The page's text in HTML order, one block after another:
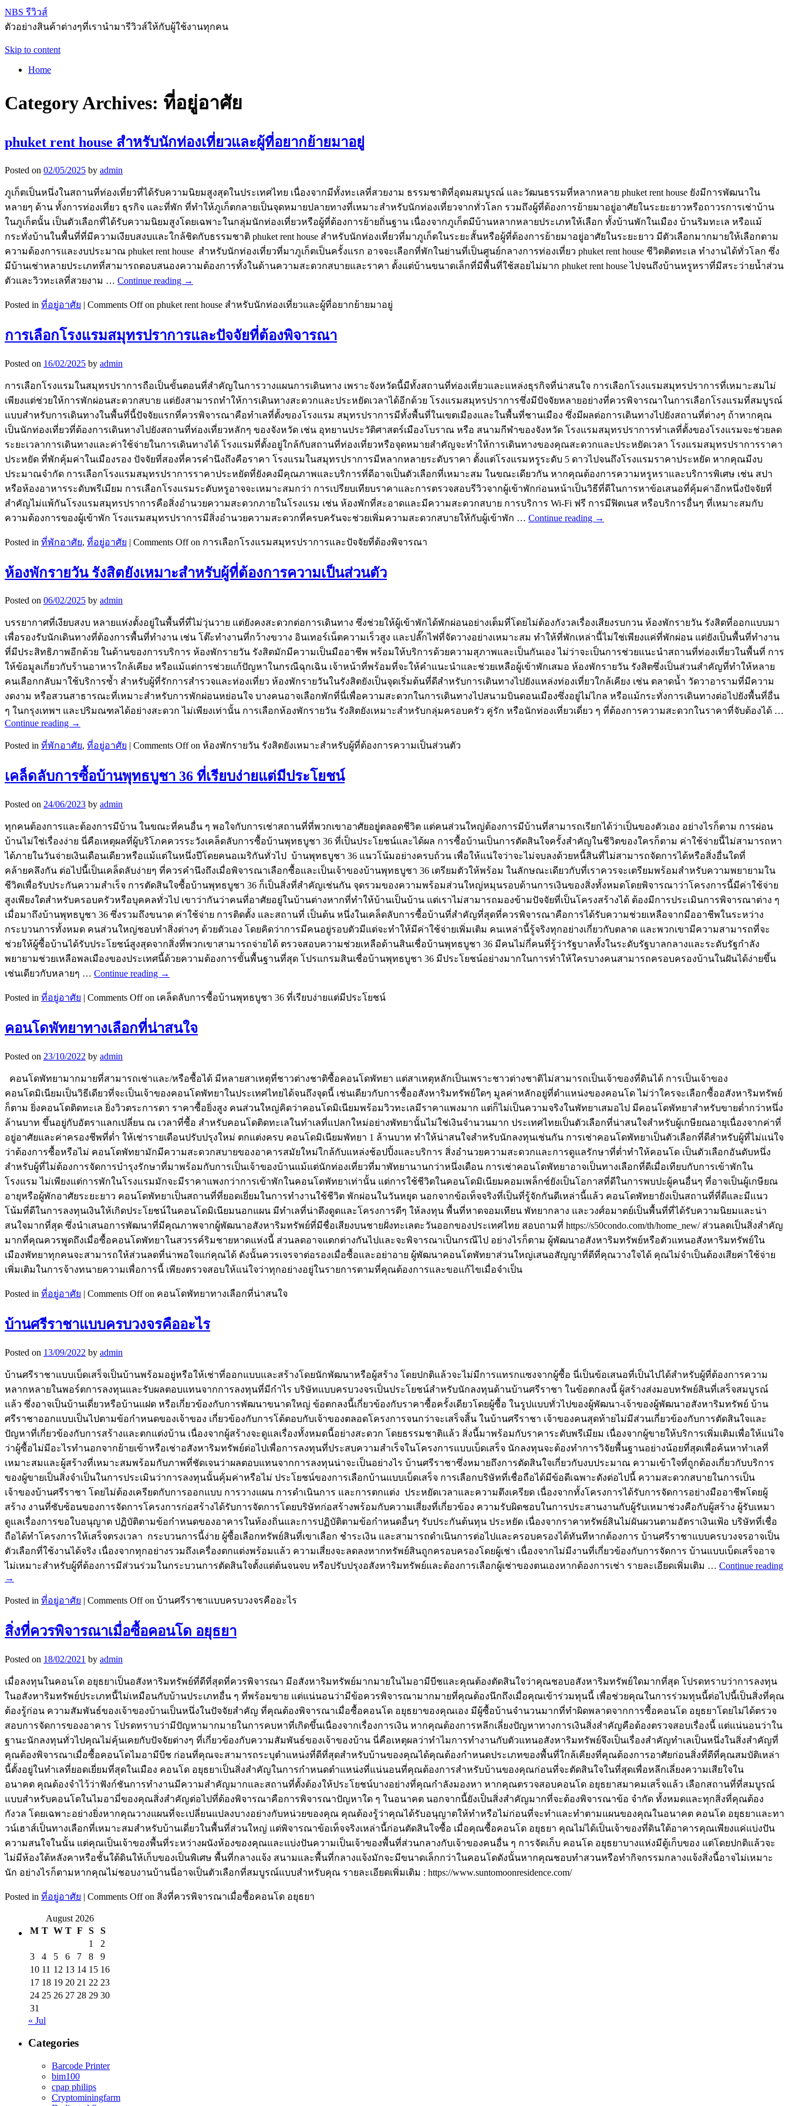
NBS รีวิวส์
ตัวอย่างสินค้าต่างๆที่เรานำมารีวิวส์ให้กับผู้ใช้งานทุกคน
Skip to content
Home
Category Archives: ที่อยู่อาศัย
phuket rent house สำหรับนักท่องเที่ยวและผู้ที่อยากย้ายมาอยู่
Posted on 02/05/2025 by admin
ภูเก็ตเป็นหนึ่งในสถานที่ท่องเที่ยวที่ได้รับความนิยมสูงสุดในประเทศไทย เนื่องจากมีทั้งทะเลที่สวยงาม ธรรมชาติที่อุดมสมบูรณ์ และวัฒนธรรมที่หลากหลาย phuket rent house ยังมีการพัฒนาใน
หลายๆ ด้าน ทั้งการท่องเที่ยว ธุรกิจ และที่พัก ที่ทำให้ภูเก็ตกลายเป็นจุดหมายปลายทางที่เหมาะสำหรับนักท่องเที่ยวจากทั่วโลก รวมถึงผู้ที่ต้องการย้ายมาอยู่อาศัยในระยะยาวหรือถาวรการเช่าบ้าน
ในภูเก็ตนั้น เป็นตัวเลือกที่ได้รับความนิยมสูงโดยเฉพาะในกลุ่มนักท่องเที่ยวหรือผู้ที่ต้องการย้ายถิ่นฐาน เนื่องจากภูเก็ตมีบ้านหลากหลายประเภทให้เลือก ทั้งบ้านพักในเมือง บ้านริมทะเล หรือแม้
กระทั่งบ้านในพื้นที่ที่มีความเงียบสงบและใกล้ชิดกับธรรมชาติ phuket rent house สำหรับนักท่องเที่ยวที่มาภูเก็ตในระยะสั้นหรือผู้ที่ต้องการย้ายมาอยู่อาศัยในระยะยาว มีตัวเลือกมากมายให้เลือกตาม
ความต้องการและงบประมาณ phuket rent house สำหรับนักท่องเที่ยวที่มาภูเก็ตเป็นครั้งแรก อาจจะเลือกที่พักในย่านที่เป็นศูนย์กลางการท่องเที่ยว phuket rent house ชีวิตติดทะเล ทำงานได้ทั่วโลก ซึ่ง
มีบ้านเช่าหลายประเภทที่สามารถตอบสนองความต้องการทั้งในด้านความสะดวกสบายและราคา ตั้งแต่บ้านขนาดเล็กที่มีพื้นที่ใช้สอยไม่มาก phuket rent house ไปจนถึงบ้านหรูหราที่มีสระว่ายน้ำส่วน
ตัวและวิวทะเลที่สวยงาม … Continue reading →
Posted in ที่อยู่อาศัย | Comments Offon phuket rent house สำหรับนักท่องเที่ยวและผู้ที่อยากย้ายมาอยู่
การเลือกโรงแรมสมุทรปราการและปัจจัยที่ต้องพิจารณา
Posted on 16/02/2025 by admin
การเลือกโรงแรมในสมุทรปราการถือเป็นขั้นตอนที่สำคัญในการวางแผนการเดินทาง เพราะจังหวัดนี้มีทั้งสถานที่ท่องเที่ยวและแหล่งธุรกิจที่น่าสนใจ การเลือกโรงแรมสมุทรปราการที่เหมาะสมไม่
เพียงแต่ช่วยให้การพักผ่อนสะดวกสบาย แต่ยังสามารถทำให้การเดินทางสะดวกและประหยัดเวลาได้อีกด้วย โรงแรมสมุทรปราการซึ่งมีปัจจัยหลายอย่างที่ควรพิจารณาในการเลือกโรงแรมที่สมบูรณ์
แบบสำหรับการเดินทางในพื้นที่นี้ปัจจัยแรกที่ควรพิจารณาคือทำเลที่ตั้งของโรงแรม สมุทรปราการมีทั้งพื้นที่ในเขตเมืองและในพื้นที่ชานเมือง ซึ่งมีผลต่อการเดินทางไปยังสถานที่ต่างๆ ถ้าหากคุณ
เป็นนักท่องเที่ยวที่ต้องการเดินทางไปยังสถานที่ท่องเที่ยวหลักๆ ของจังหวัด เช่น อุทยานประวัติศาสตร์เมืองโบราณ หรือ สนามกีฬาของจังหวัด โรงแรมสมุทรปราการทำเลที่ตั้งของโรงแรมจะช่วยลด
ระยะเวลาการเดินทางและค่าใช้จ่ายในการเดินทางได้ โรงแรมที่ตั้งอยู่ใกล้กับสถานที่ท่องเที่ยวหรือจุดหมายสำคัญจะทำให้การเดินทางของคุณสะดวกและประหยัดเวลา โรงแรมสมุทรปราการราคา
ประหยัด ที่พักคุ้มค่าในเมืองรอง ปัจจัยที่สองที่ควรคำนึงถึงคือราคา โรงแรมในสมุทรปราการมีหลากหลายระดับราคา ตั้งแต่โรงแรมหรูระดับ 5 ดาวไปจนถึงโรงแรมราคาประหยัด หากคุณมีงบ
ประมาณจำกัด การเลือกโรงแรมสมุทรปราการราคาประหยัดที่ยังคงมีคุณภาพและบริการที่ดีอาจเป็นตัวเลือกที่เหมาะสม ในขณะเดียวกัน หากคุณต้องการความหรูหราและบริการพิเศษ เช่น สปา
หรือห้องอาหารระดับพรีเมียม การเลือกโรงแรมระดับหรูอาจจะเหมาะสมกว่า การเปรียบเทียบราคาและการตรวจสอบรีวิวจากผู้เข้าพักก่อนหน้าเป็นวิธีที่ดีในการหาข้อเสนอที่คุ้มค่าอีกหนึ่งปัจจัยที่
สำคัญไม่แพ้กันโรงแรมสมุทรปราการคือสิ่งอำนวยความสะดวกภายในโรงแรม เช่น ห้องพักที่สะอาดและมีความสะดวกสบาย การบริการ Wi-Fi ฟรี การมีฟิตเนส หรือบริการอื่นๆ ที่เหมาะสมกับ
ความต้องการของผู้เข้าพัก โรงแรมสมุทรปราการมีสิ่งอำนวยความสะดวกที่ครบครันจะช่วยเพิ่มความสะดวกสบายให้กับผู้เข้าพัก … Continue reading →
Posted in ที่พักอาศัย, ที่อยู่อาศัย | Comments Offon การเลือกโรงแรมสมุทรปราการและปัจจัยที่ต้องพิจารณา
ห้องพักรายวัน รังสิตยังเหมาะสำหรับผู้ที่ต้องการความเป็นส่วนตัว
Posted on 06/02/2025 by admin
บรรยากาศที่เงียบสงบ หลายแห่งตั้งอยู่ในพื้นที่ที่ไม่วุ่นวาย แต่ยังคงสะดวกต่อการเดินทาง ซึ่งช่วยให้ผู้เข้าพักได้พักผ่อนอย่างเต็มที่โดยไม่ต้องกังวลเรื่องเสียงรบกวน ห้องพักรายวัน รังสิตที่ออกแบบมา
เพื่อรองรับนักเดินทางที่ต้องการพื้นที่ทำงาน เช่น โต๊ะทำงานที่กว้างขวาง อินเทอร์เน็ตความเร็วสูง และปลั๊กไฟที่จัดวางอย่างเหมาะสม ทำให้ที่พักเหล่านี้ไม่ใช่เพียงแค่ที่พักผ่อน แต่ยังเป็นพื้นที่ทำงาน
ที่มีประสิทธิภาพอีกด้วย ในด้านของการบริการ ห้องพักรายวัน รังสิตมักมีความเป็นมืออาชีพ พร้อมให้บริการด้วยความสุภาพและเป็นกันเอง ไม่ว่าจะเป็นการช่วยแนะนำสถานที่ท่องเที่ยวในพื้นที่ การ
ให้ข้อมูลเกี่ยวกับร้านอาหารใกล้เคียง หรือแม้แต่การช่วยแก้ปัญหาในกรณีฉุกเฉิน เจ้าหน้าที่พร้อมที่จะให้คำแนะนำและช่วยเหลือผู้เข้าพักเสมอ ห้องพักรายวัน รังสิตซึ่งเป็นส่วนสำคัญที่ทำให้หลาย
คนเลือกกลับมาใช้บริการซ้ำ สำหรับผู้ที่รักการสำรวจและท่องเที่ยว ห้องพักรายวันในรังสิตยังเป็นจุดเริ่มต้นที่ดีสำหรับการเดินทางไปยังแหล่งท่องเที่ยวใกล้เคียง เช่น ตลาดน้ำ วัดวาอารามที่มีความ
งดงาม หรือสวนสาธารณะที่เหมาะสำหรับการพักผ่อนหย่อนใจ บางคนอาจเลือกพักที่นี่เพื่อความสะดวกในการเดินทางไปสนามบินดอนเมืองซึ่งอยู่ไม่ไกล หรือแม้กระทั่งการเดินทางต่อไปยังพื้นที่อื่น
ๆ ในกรุงเทพฯ และปริมณฑลได้อย่างสะดวก ไม่เพียงเท่านั้น การเลือกห้องพักรายวัน รังสิตยังเหมาะสำหรับกลุ่มครอบครัว คู่รัก หรือนักท่องเที่ยวเดี่ยว ๆ ที่ต้องการความสะดวกในราคาที่จับต้องได้ …
Continue reading →
Posted in ที่พักอาศัย, ที่อยู่อาศัย | Comments Offon ห้องพักรายวัน รังสิตยังเหมาะสำหรับผู้ที่ต้องการความเป็นส่วนตัว
เคล็ดลับการซื้อบ้านพุทธบูชา 36 ที่เรียบง่ายแต่มีประโยชน์
Posted on 24/06/2023 by admin
ทุกคนต้องการและต้องการมีบ้าน ในขณะที่คนอื่น ๆ พอใจกับการเช่าสถานที่ที่พวกเขาอาศัยอยู่ตลอดชีวิต แต่คนส่วนใหญ่ต้องการมีบ้านที่สามารถเรียกได้ว่าเป็นของตัวเอง อย่างไรก็ตาม การผ่อน
บ้านไม่ใช่เรื่องง่าย นี่คือเหตุผลที่ผู้บริโภคควรระวังเคล็ดลับการซื้อบ้านพุทธบูชา 36 ที่เป็นประโยชน์และได้ผล การซื้อบ้านเป็นการตัดสินใจครั้งสำคัญในชีวิตของใครก็ตาม ค่าใช้จ่ายนี้ไม่สามารถหา
ได้ภายในวันจ่ายเงินเดือนเดียวหรือแม้แต่ในหนึ่งปีโดยคนอเมริกันทั่วไป บ้านพุทธบูชา 36 แนวโน้มอย่างครบถ้วน เพื่อให้แน่ใจว่าจะไม่จบลงด้วยหนี้สินที่ไม่สามารถจัดการได้หรือสิ่งอื่นใดที่
คล้ายคลึงกัน ต่อไปนี้เป็นเคล็ดลับง่ายๆ ที่ควรคำนึงถึงเมื่อพิจารณาเลือกซื้อและเป็นเจ้าของบ้านพุทธบูชา 36 เตรียมตัวให้พร้อม ในลักษณะเดียวกับที่เราควรจะเตรียมพร้อมสำหรับความพยายามใน
ชีวิตเพื่อรับประกันความสำเร็จ การตัดสินใจซื้อบ้านพุทธบูชา 36 ก็เป็นสิ่งที่สำคัญเช่นกัน จุดรวมของความพร้อมส่วนใหญ่หมุนรอบด้านการเงินของสิ่งทั้งหมดโดยพิจารณาว่าโครงการนี้มีค่าใช้จ่าย
สูงเพียงใดสำหรับครอบครัวหรือบุคคลทั่วไป เขาว่ากันว่าคนที่อาศัยอยู่ในบ้านต่างหากที่ทำให้บ้านเป็นบ้าน แต่เราไม่สามารถมองข้ามปัจจัยที่เป็นโครงสร้างได้ ต้องมีการประเมินการพิจารณาต่าง ๆ
เมื่อมาถึงบ้านพุทธบูชา 36 ซึ่งรวมถึงขนาด ค่าใช้จ่าย การติดตั้ง และสถานที่ เป็นต้น หนึ่งในเคล็ดลับการซื้อบ้านที่สำคัญที่สุดที่ควรพิจารณาคือการได้รับความช่วยเหลือจากมืออาชีพในระหว่าง
กระบวนการทั้งหมด คนส่วนใหญ่ชอบทำสิ่งต่างๆ ด้วยตัวเอง โดยคิดว่าการมีคนอยู่รอบตัวมีแต่จะทำให้มีค่าใช้จ่ายเพิ่มเติม คนเหล่านี้รู้จริงทุกอย่างเกี่ยวกับตลาด และพวกเขามีความสามารถที่จะ
ช่วยให้ผู้ซื้อบ้านได้รับประโยชน์สูงสุดจากสิ่งที่พวกเขาสามารถจ่ายได้ ตรวจสอบความช่วยเหลือด้านสินเชื่อบ้านพุทธบูชา 36 มีคนไม่กี่คนที่รู้ว่ารัฐบาลทั้งในระดับรัฐบาลกลางและระดับรัฐกำลัง
พยายามช่วยเหลือพลเมืองของประเทศนี้ด้วยความต้องการขั้นพื้นฐานที่สุด โปรแกรมสินเชื่อบ้านพุทธบูชา 36 มีประโยชน์อย่างมากในการทำให้ใครบางคนสามารถครอบครองบ้านในฝันได้ง่ายขึ้น
เช่นเดียวกับหลายๆ … Continue reading →
Posted in ที่อยู่อาศัย | Comments Offon เคล็ดลับการซื้อบ้านพุทธบูชา 36 ที่เรียบง่ายแต่มีประโยชน์
คอนโดพัทยาทางเลือกที่น่าสนใจ
Posted on 23/10/2022 by admin
คอนโดพัทยามากมายที่สามารถเช่าและ/หรือซื้อได้ มีหลายสาเหตุที่ชาวต่างชาติซื้อคอนโดพัทยา แต่สาเหตุหลักเป็นเพราะชาวต่างชาติไม่สามารถเป็นเจ้าของที่ดินได้ การเป็นเจ้าของ
คอนโดมิเนียมเป็นวิธีเดียวที่จะเป็นเจ้าของคอนโดพัทยาในประเทศไทยได้จนถึงจุดนี้ เช่นเดียวกับการซื้ออสังหาริมทรัพย์ใดๆ มูลค่าหลักอยู่ที่ตำแหน่งของคอนโด ไม่ว่าใครจะเลือกซื้ออสังหาริมทรัพย์
ก็ตาม ยิ่งคอนโดติดทะเล ยิ่งวิวตระการตา ราคาซื้อยิ่งสูง คนส่วนใหญ่คิดว่าคอนโดมิเนียมพร้อมวิวทะเลมีราคาแพงมาก แต่ก็ไม่เป็นความจริงในพัทยาเสมอไป มีคอนโดพัทยาสำหรับขายต่ำกว่าหนึ่ง
ล้านบาท ขึ้นอยู่กับอัตราแลกเปลี่ยน ณ เวลาที่ซื้อ สำหรับคอนโดติดทะเลในทำเลที่แปลกใหม่อย่างพัทยานั้นไม่ใช่เงินจำนวนมาก ประเทศไทยเป็นตัวเลือกที่น่าสนใจสำหรับผู้เกษียณอายุเนื่องจากค่าที่
อยู่อาศัยและค่าครองชีพที่ต่ำ ให้เช่ารายเดือนปรับปรุงใหม่ ตกแต่งครบ คอนโดมิเนียมพัทยา 1 ล้านบาท ทำให้น่าสนใจสำหรับนักลงทุนเช่นกัน การเช่าคอนโดพัทยาเป็นตัวเลือกที่ดีสำหรับผู้ที่ไม่แน่ใจ
ว่าต้องการซื้อหรือไม่ คอนโดพัทยามักมีความสะดวกสบายของอาคารสมัยใหม่ใกล้กับแหล่งช้อปปิ้งและบริการ สิ่งอำนวยความสะดวกและการดูแลรักษาที่ต่ำทำให้คอนโด เป็นตัวเลือกอันดับหนึ่ง
สำหรับผู้ที่ไม่ต้องการจัดการบำรุงรักษาที่มาพร้อมกับการเป็นเจ้าของบ้านแม้แต่นักท่องเที่ยวที่มาพัทยานานกว่าหนึ่งเดือน การเช่าคอนโดพัทยาอาจเป็นทางเลือกที่ดีเมื่อเทียบกับการเข้าพักใน
โรงแรม ไม่เพียงแต่การพักในโรงแรมมักจะมีราคาแพงกว่าการเข้าพักในคอนโดพัทยาเท่านั้น แต่การใช้ชีวิตในคอนโดมิเนียมคอมเพล็กซ์ยังเป็นโอกาสที่ดีในการพบปะผู้คนอื่นๆ ที่อาจเป็นผู้เกษียณ
อายุหรือผู้พักอาศัยระยะยาว คอนโดพัทยาเป็นสถานที่ที่ยอดเยี่ยมในการทำงานใช้ชีวิต พักผ่อนในวันหยุด นอกจากข้อเท็จจริงที่เป็นที่รู้จักกันดีเหล่านี้แล้ว คอนโดพัทยายังเป็นสถานที่ที่ดีและมีแนว
โน้มที่ดีในการลงทุนเงินให้เกิดประโยชน์ในคอนโดมิเนียมนอกแผน มีทำเลที่น่าดึงดูดและโครงการดีๆ ให้ลงทุน พื้นที่หาดจอมเทียน พัทยากลาง และวงศ์อมาตย์เป็นพื้นที่ที่ได้รับความนิยมและน่า
สนใจมากที่สุด ซึ่งนำเสนอการพัฒนาที่มีคุณภาพจากผู้พัฒนาอสังหาริมทรัพย์ที่มีชื่อเสียงบนชายฝั่งทะเลตะวันออกของประเทศไทย สอบถามที่ https://s50condo.com/th/home_new/ ส่วนลดเป็นสิ่งสำคัญ
มากที่คุณควรพูดถึงเมื่อซื้อคอนโดพัทยาในสวรรค์ริมชายหาดแห่งนี้ ส่วนลดอาจแตกต่างกันไปและจะพิจารณาเป็นกรณีไป อย่างไรก็ตาม ผู้พัฒนาอสังหาริมทรัพย์หรือตัวแทนอสังหาริมทรัพย์ใน
เมืองพัทยาทุกคนจะสามารถให้ส่วนลดที่น่าพอใจแก่คุณได้ ดังนั้นควรเจรจาต่อรองเมื่อซื้อและอย่าอาย ผู้พัฒนาคอนโดพัทยาส่วนใหญ่เสนอสัญญาที่ดีที่คุณวางใจได้ คุณไม่จำเป็นต้องเสียค่าใช้จ่าย
เพิ่มเติมในการจ้างทนายความเพื่อการนี้ เพียงตรวจสอบให้แน่ใจว่าทุกอย่างอยู่ในรายการตามที่คุณต้องการและขอแก้ไขเมื่อจำเป็น
Posted in ที่อยู่อาศัย | Comments Offon คอนโดพัทยาทางเลือกที่น่าสนใจ
บ้านศรีราชาแบบครบวงจรคืออะไร
Posted on 13/09/2022 by admin
บ้านศรีราชาแบบเบ็ดเสร็จเป็นบ้านพร้อมอยู่หรือให้เช่าที่ออกแบบและสร้างโดยนักพัฒนาหรือผู้สร้าง โดยปกติแล้วจะไม่มีการแทรกแซงจากผู้ซื้อ นี่เป็นข้อเสนอที่เป็นไปได้สำหรับผู้ที่ต้องการความ
หลากหลายในพอร์ตการลงทุนและรับผลตอบแทนจากการลงทุนที่มีกำไร บริษัทแบบครบวงจรเป็นประโยชน์สำหรับนักลงทุนด้านบ้านศรีราชา ในข้อตกลงนี้ ผู้สร้างส่งมอบทรัพย์สินที่เสร็จสมบูรณ์
แล้ว ซึ่งอาจเป็นบ้านเดี่ยวหรือบ้านแฝด หรือเกี่ยวข้องกับการพัฒนาขนาดใหญ่ ข้อตกลงนี้เกี่ยวข้องกับราคาซื้อครั้งเดียวโดยผู้ซื้อ ในรูปแบบทั่วไปของผู้พัฒนา-เจ้าของผู้พัฒนาอสังหาริมทรัพย์ บ้าน
ศรีราชาออกแบบเป็นไปตามข้อกำหนดของเจ้าของ เกี่ยวข้องกับการโต้ตอบกับเจ้าของตลอดโครงการจนกว่าจะเสร็จสิ้น ในบ้านศรีราชา เจ้าของคนสุดท้ายไม่มีส่วนเกี่ยวข้องกับการตัดสินใจและ
ปัญหาที่เกี่ยวข้องกับการสร้างและตกแต่งบ้าน เนื่องจากผู้สร้างจะดูแลเรื่องทั้งหมดนี้อย่างสะดวก โดยธรรมชาติแล้ว สิ่งนี้มาพร้อมกับราคาระดับพรีเมียม เนื่องจากผู้ขายให้บริการเพิ่มเติมเพื่อให้แน่ใจ
ว่าผู้ซื้อไม่มีอะไรทำนอกจากย้ายเข้าหรือเช่าอสังหาริมทรัพย์ต่อไปเพื่อการลงทุนที่ประสบความสำเร็จในโครงการแบบเบ็ดเสร็จ นักลงทุนจะต้องทำการวิจัยพื้นฐานอย่างน้อยที่สุดเพื่อค้นหาทำเลที่
เหมาะสมและผู้สร้างที่เหมาะสมพร้อมกับภาพที่ชัดเจนว่าผลตอบแทนจากการลงทุนน่าจะเป็นอย่างไร บ้านศรีราชาซึ่งหมายถึงการตัดสินใจเกี่ยวกับงบประมาณ ความเข้าใจที่ถูกต้องเกี่ยวกับบริการ
ของผู้ขายเป็นสิ่งจำเป็นในการประเมินว่าการลงทุนนั้นคุ้มค่าหรือไม่ ประโยชน์ของการเลือกบ้านแบบเบ็ดเสร็จ การเลือกบริษัทที่เชื่อถือได้มีข้อดีเฉพาะดังต่อไปนี้ ความสะดวกสบายในการเป็น
เจ้าของบ้านศรีราชา โดยไม่ต้องเครียดกับการออกแบบ การวางแผน การดำเนินการ และการตกแต่ง ประหยัดเวลาและความตึงเครียด เนื่องจากทั้งโครงการได้รับการจัดการอย่างมืออาชีพโดยผู้
สร้าง งานที่ซับซ้อนของการจัดการโครงการก่อสร้างได้รับการจัดการโดยบริษัทก่อสร้างพร้อมกับความเสี่ยงที่เกี่ยวข้อง ความรับผิดชอบในการประสานงานกับผู้รับเหมาช่วงคือกับผู้สร้าง ผู้รับเหมา
ดูแลเรื่องการขอใบอนุญาต ปฏิบัติตามข้อกำหนดของอาคารในท้องถิ่นและการปฏิบัติตามข้อกำหนดอื่นๆ รับประกันต้นทุน ประหยัด เนื่องจากราคาทรัพย์สินไม่ผันผวนตามอัตราเงินเฟ้อ บริษัทที่เชื่อ
ถือได้ทำโครงการให้เสร็จตรงเวลา กระบวนการนี้ง่าย ผู้ซื้อเลือกทรัพย์สินที่เขาเลือก ชำระเงิน และสามารถดำเนินการต่อไปและครอบครองได้ทันทีหากต้องการ บ้านศรีราชาแบบครบวงจรอาจเป็น
ตัวเลือกที่ใช้งานได้จริง เนื่องจากทุกอย่างรวมถึงเครื่องตกแต่งพร้อมแล้ว ความเสี่ยงจะลดลงหากทรัพย์สินถูกครอบครองโดยผู้เช่า เนื่องจากไม่มีงานที่เกี่ยวข้องกับการจัดการ บ้านแบบเบ็ดเสร็จอาจ
ไม่เหมาะสำหรับผู้ที่ต้องการมีส่วนร่วมในกระบวนการตัดสินใจตั้งแต่ต้นจนจบ หรือปรับปรุงอสังหาริมทรัพย์และต้องการเลือกผู้เช่าของตนเองหากต้องการเช่า รายละเอียดเพิ่มเติม … Continue reading
→
Posted in ที่อยู่อาศัย | Comments Offon บ้านศรีราชาแบบครบวงจรคืออะไร
สิ่งที่ควรพิจารณาเมื่อซื้อคอนโด อยุธยา
Posted on 18/02/2021 by admin
เมื่อลงทุนในคอนโด อยุธยาเป็นอสังหาริมทรัพย์ที่ดีที่สุดที่ควรพิจารณา มีอสังหาริมทรัพย์มากมายในไมอามีบีชและคุณต้องตัดสินใจว่าคุณชอบอสังหาริมทรัพย์ใดมากที่สุด โปรดทราบว่าการลงทุน
ในอสังหาริมทรัพย์ประเภทนี้ไม่เหมือนกับบ้านประเภทอื่น ๆ ที่พร้อมขาย แต่แน่นอนว่ามีข้อควรพิจารณามากมายที่คุณต้องนึกถึงเมื่อคุณเข้าร่วมทุนนี้ เพื่อช่วยคุณในการร่วมทุนนี้ต่อไปนี้เป็นสิ่งที่คุณ
ต้องรู้ก่อน ความสัมพันธ์ของเจ้าของบ้านเป็นหนึ่งในปัจจัยสำคัญ ที่คุณต้องพิจารณาเมื่อซื้อคอนโด อยุธยาของคุณเอง มีผู้ซื้อบ้านจำนวนมากที่ทำผิดพลาดจากการซื้อคอนโด อยุธยาโดยไม่ได้ตรวจ
สอบการจัดการของอาคาร โปรดทราบว่ามีปัญหามากมายในการคบหาที่เกิดขึ้นเนื่องจากเรื่องการเงิน หากคุณต้องการหลีกเลี่ยงปัญหาทางการเงินสิ่งสำคัญคือต้องตรวจสอบเรื่องนี้ แต่แน่นอนว่าใน
ฐานะนักลงทุนทั่วไปคุณไม่คุ้นเคยกับปัจจัยต่างๆ ที่เกี่ยวข้องกับความสัมพันธ์ของเจ้าของบ้าน นี่คือเหตุผลว่าทำไมการทำงานกับตัวแทนอสังหาริมทรัพย์จึงเป็นเรื่องสำคัญทำเลเป็นหนึ่งในสิ่งสำคัญที่
คุณต้องพิจารณาเมื่อซื้อคอนโดไมอามีบีช ก่อนที่คุณจะสามารถระบุตำแหน่งที่ดีที่สุดสำหรับบ้านของคุณได้คุณต้องกำหนดประเภทของพื้นที่ใกล้เคียงที่คุณต้องการอาศัยก่อนสิ่งที่ดีที่คุณสมบัติเหล่า
นี้ตั้งอยู่ในทำเลที่ยอดเยี่ยมที่สุดในเมือง คอนโด อยุธยาเป็นสิ่งสำคัญในการกำหนดตำแหน่งที่แน่นอนที่คุณต้องการสำหรับบ้านของคุณก่อนที่จะตัดสินใจในที่สุดเพื่อหลีกเลี่ยงความเสียใจใน
อนาคต คุณต้องจำไว้ว่าฟังก์ชันการทำงานมีความสำคัญมากและสถานที่ตั้งต้องให้ประโยชน์บางอย่างที่คุณกำลังมองหา หากคุณตรวจสอบคอนโด อยุธยาสมาคมเสร็จแล้ว เลือกสถานที่ที่สมบูรณ์
แบบสำหรับคอนโดในไมอามี่ของคุณสิ่งสำคัญต่อไปที่ต้องพิจารณาคือการพิจารณาปัญหาใด ๆ ในอนาคต นอกจากนี้ยังเป็นสิ่งสำคัญมากที่จะต้องพิจารณาข้อ จำกัด ทั้งหมดและทุกสิ่งที่คุณต้อง
กังวล โดยเฉพาะอย่างยิ่งหากคุณวางแผนที่จะเปลี่ยนแปลงบางอย่างกับหน่วยของคุณ คุณต้องรู้ว่าคุณได้รับอนุญาตให้ทำหรือไม่ก่อนที่จะทำและทำตามแผนของคุณในอนาคต คอนโด อยุธยาและทา
วน์เฮาส์เป็นทางเลือกที่เหมาะสมสำหรับบ้านเดี่ยวในพื้นที่ส่วนใหญ่ แต่พิจารณาข้อเท็จจริงเหล่านี้ก่อนตัดสินใจซื้อ เมื่อคุณซื้อคอนโด อยุธยา คุณไม่ได้เป็นเจ้าของที่ดินใต้อาคารคุณเพียงแค่แบ่งปัน
ความสนใจในนั้น แต่คุณเป็นเจ้าของพื้นที่ระหว่างผนังห้องของคุณและแบ่งปันความเป็นเจ้าของพื้นที่ส่วนกลางกับเจ้าของคนอื่น ๆ การจัดเก็บ คอนโด อยุธยาบางแห่งมีตู้เก็บของ แต่โดยปกติแล้วจะ
ไม่มีห้องใต้หลังคาหรือชั้นใต้ดินให้เก็บของเป็นพิเศษ พื้นที่กลางแจ้ง สนามและพื้นที่กลางแจ้งมักจะมีขนาดเล็กกว่าในคอนโดดังนั้นหากคุณชอบทำสวนหรือทำกิจกรรมกลางแจ้งสิ่งนี้อาจไม่เหมาะ
นัก อย่างไรก็ตามหากคุณไม่ชอบงานบ้านนี่อาจเป็นตัวเลือกที่สมบูรณ์แบบสำหรับคุณ รายละเอียดเพิ่มเติม : https://www.suntomoonresidence.com/
Posted in ที่อยู่อาศัย | Comments Offon สิ่งที่ควรพิจารณาเมื่อซื้อคอนโด อยุธยา
August 2026
M T W T F S
S
1
2
3
4 5 6 7 8
9
10 11 12 13 14 15 16
17 18 19 20 21 22 23
24 25 26 27 28 29 30
31
« Jul
Categories
Barcode Printer
bim100
cpap philips
Cryptominingfarm